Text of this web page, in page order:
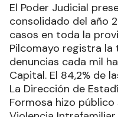
El Poder Judicial
consolidado del año
casos en toda la
Pilcomayo registra la
denuncias cada mil
Capital. El 84,2% de
La Dirección de
Formosa hizo